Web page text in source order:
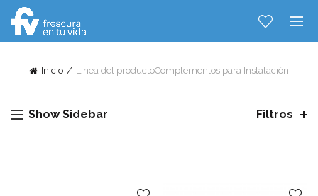
Inicio Linea del productoComplementos para Instalación
Show Sidebar Filtros